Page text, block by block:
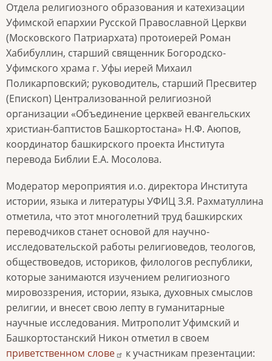
Отдела религиозного образования и катехизации
Уфимской епархии Русской Православной Церкви
(Московского Патриархата) протоиерей Роман
Хабибуллин, старший священник Богородско-
Уфимского храма г. Уфы иерей Михаил
Поликарповский; руководитель, старший Пресвитер
(Епископ) Централизованной религиозной
организации «Объединение церквей евангельских
христиан-баптистов Башкортостана» Н.Ф. Аюпов,
координатор башкирского проекта Института
перевода Библии Е.А. Мосолова.
Модератор мероприятия и.о. директора Института
истории, языка и литературы УФИЦ З.Я. Рахматуллина
отметила, что этот многолетний труд башкирских
переводчиков станет основой для научно-
исследовательской работы религиоведов, теологов,
обществоведов, историков, филологов республики,
которые занимаются изучением религиозного
мировоззрения, истории, языка, духовных смыслов
религии, и внесет свою лепту в гуманитарные
научные исследования. Митрополит Уфимский и
Башкортостанский Никон отметил в своем
приветственном слове
к участникам презентации: